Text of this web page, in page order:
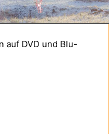
auf DVD und Blu-